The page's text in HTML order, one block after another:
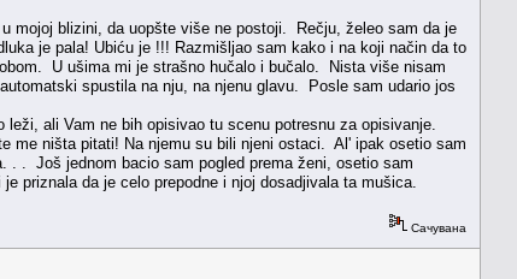
blizini, da uopšte više ne postoji. Rečju, želeo sam da je
je pala! Ubiću je !!! Razmišljao sam kako i na koji način da to
U ušima mi je strašno hučalo i bučalo. Nista više nisam
spustila na nju, na njenu glavu. Posle sam udario jos
ali Vam ne bih opisivao tu scenu potresnu za opisivanje.
me ništa pitati! Na njemu su bili njeni ostaci. Al' ipak osetio sam
. . Još jednom bacio sam pogled prema ženi, osetio sam
priznala da je celo prepodne i njoj dosadjivala ta mušica.
Сачувана